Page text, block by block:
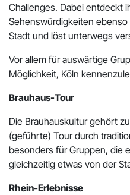
Challenges. Dabei entdeckt
Sehenswürdigkeiten
Stadt und löst unterwegs
Vor allem für auswärtige
Möglichkeit, Köln
Brauhaus-Tour
Die Brauhauskultur gehört
(geführte) Tour durch
besonders für Gruppen, die
gleichzeitig etwas von der
Rhein-Erlebnisse